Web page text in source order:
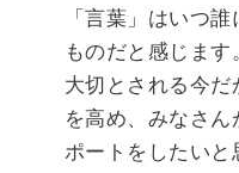
「言葉」はいつ
ものだと感じま
大切とされる今
を高め、みなさ
ポートをしたいと